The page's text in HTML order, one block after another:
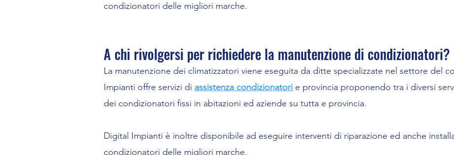
condizionatori delle migliori marche.
A chi rivolgersi per richiedere la manutenzione di condizionatori?
La manutenzione dei climatizzatori viene eseguita da ditte specializzate nel settore del
Impianti offre servizi di assistenza condizionatori e provincia proponendo tra i diversi
dei condizionatori fissi in abitazioni ed aziende su tutta e provincia.
Digital Impianti è inoltre disponibile ad eseguire interventi di riparazione ed anche
condizionatori delle migliori marche.